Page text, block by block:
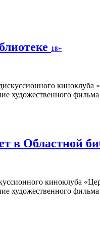
18+
художественного
в Областной
киноклуба
художественного